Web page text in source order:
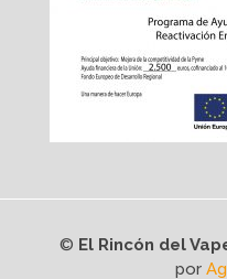
© El Rincón del
por